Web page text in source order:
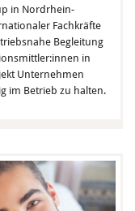
in Nordrhein-
Fachkräfte
Begleitung
in
Unternehmen
im Betrieb zu halten.